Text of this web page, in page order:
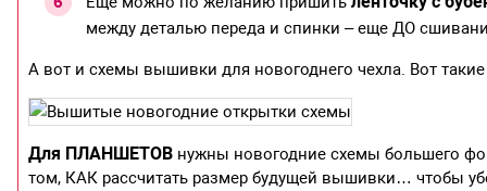
между деталью переда и спинки – еще ДО
А вот и схемы вышивки для новогоднего чехла. Вот
Для ПЛАНШЕТОВ нужны новогодние схемы большего
том, КАК рассчитать размер будущей вышивки… чтобы